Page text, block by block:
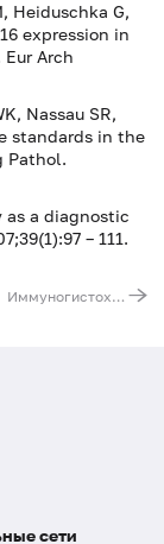
Heiduschka G,
expression in
Arch
Nassau SR,
standards in the
Pathol.
as a diagnostic
– 111.
Иммуногистохимическое исследование клинического материала (с использованием 4 антител)
сети